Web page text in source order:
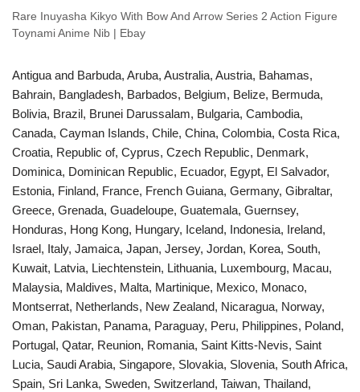
Rare Inuyasha Kikyo With Bow And Arrow Series 2 Action Figure
Toynami Anime Nib | Ebay
Antigua and Barbuda, Aruba, Australia, Austria, Bahamas,
Bahrain, Bangladesh, Barbados, Belgium, Belize, Bermuda,
Bolivia, Brazil, Brunei Darussalam, Bulgaria, Cambodia,
Canada, Cayman Islands, Chile, China, Colombia, Costa Rica,
Croatia, Republic of, Cyprus, Czech Republic, Denmark,
Dominica, Dominican Republic, Ecuador, Egypt, El Salvador,
Estonia, Finland, France, French Guiana, Germany, Gibraltar,
Greece, Grenada, Guadeloupe, Guatemala, Guernsey,
Honduras, Hong Kong, Hungary, Iceland, Indonesia, Ireland,
Israel, Italy, Jamaica, Japan, Jersey, Jordan, Korea, South,
Kuwait, Latvia, Liechtenstein, Lithuania, Luxembourg, Macau,
Malaysia, Maldives, Malta, Martinique, Mexico, Monaco,
Montserrat, Netherlands, New Zealand, Nicaragua, Norway,
Oman, Pakistan, Panama, Paraguay, Peru, Philippines, Poland,
Portugal, Qatar, Reunion, Romania, Saint Kitts-Nevis, Saint
Lucia, Saudi Arabia, Singapore, Slovakia, Slovenia, South Africa,
Spain, Sri Lanka, Sweden, Switzerland, Taiwan, Thailand,